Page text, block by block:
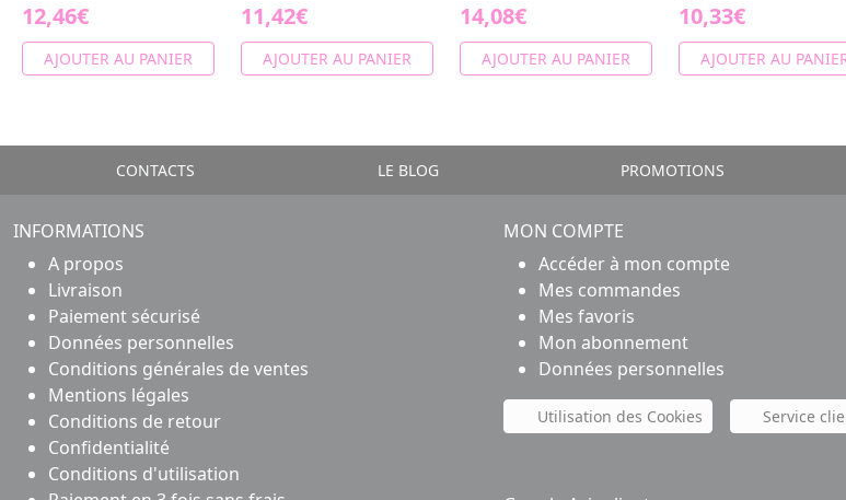
12,46€
AJOUTER AU PANIER
11,42€
AJOUTER AU PANIER
14,08€
AJOUTER AU PANIER
10,33€
AJOUTER AU
CONTACTS LE BLOG PROMOTIONS
INFORMATIONS
A propos
Livraison
Paiement sécurisé
Données personnelles
Conditions générales de ventes
Mentions légales
Conditions de retour
Confidentialité
Conditions d'utilisation
MON COMPTE
Accéder à mon compte
Mes commandes
Mes favoris
Mon abonnement
Données personnelles
Utilisation des Cookies Service